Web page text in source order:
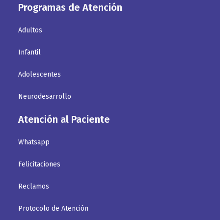
Programas de Atención
Adultos
Infantil
Adolescentes
Neurodesarrollo
Atención al Paciente
Whatsapp
Felicitaciones
Reclamos
Protocolo de Atención